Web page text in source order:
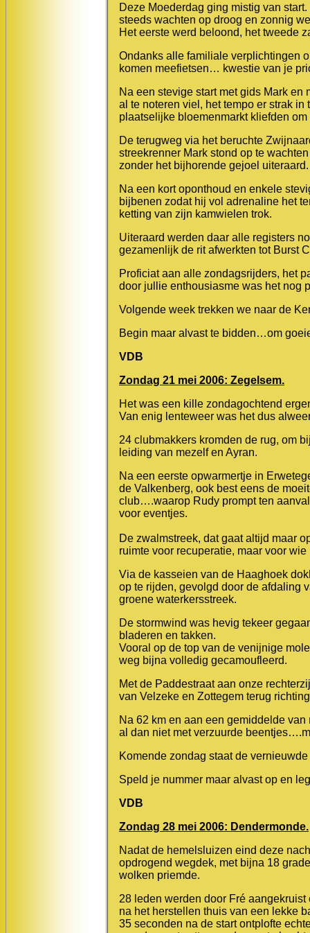
Deze Moederdag ging mistig van
steeds wachten op droog en zonnig
Het eerste werd beloond, het tweede
Ondanks alle familiale verplichtingen
komen meefietsen… kwestie van je
Na een stevige start met gids Mark
al te noteren viel, het tempo er strak
plaatselijke bloemenmarkt kliefden
De terugweg via het beruchte
streekrenner Mark stond op te
zonder het bijhorende gejoel uiteraard.
Na een kort oponthoud en enkele
bijbenen zodat hij vol adrenaline het
ketting van zijn kamwielen trok.
Uiteraard werden daar alle registers
gezamenlijk de rit afwerkten tot Burst
Proficiat aan alle zondagsrijders, het
door jullie enthousiasme was het nog
Volgende week trekken we naar de
Begin maar alvast te bidden…om
VDB
Zondag 21 mei 2006: Zegelsem.
Het was een kille zondagochtend
Van enig lenteweer was het dus
24 clubmakkers kromden de rug, om
leiding van mezelf en Ayran.
Na een eerste opwarmertje in
de Valkenberg, ook best eens de
club….waarop Rudy prompt ten
voor eventjes.
De zwalmstreek, dat gaat altijd maar
ruimte voor recuperatie, maar voor
Via de kasseien van de Haaghoek
op te rijden, gevolgd door de afdaling
groene waterkersstreek.
De stormwind was hevig tekeer
bladeren en takken.
Vooral op de top van de venijnige
weg bijna volledig gecamoufleerd.
Met de Paddestraat aan onze
van Velzeke en Zottegem terug
Na 62 km en aan een gemiddelde
al dan niet met verzuurde
Komende zondag staat de
Speld je nummer maar alvast op en
VDB
Zondag 28 mei 2006: Dendermonde.
Nadat de hemelsluizen eind deze
opdrogend wegdek, met bijna 18
wolken priemde.
28 leden werden door Fré
na het herstellen thuis van een lekke
35 seconden na de start ontplofte